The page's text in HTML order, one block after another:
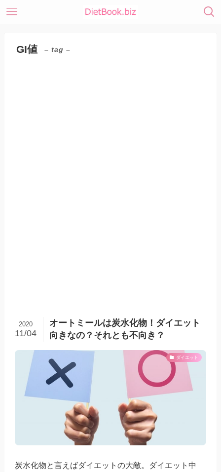
GI値 – tag –
オートミールは炭水化物！ダイエット
向きなの？それとも不向き？
2020
11/04
ダイエット
炭水化物と言えばダイエットの大敵。ダイエット中